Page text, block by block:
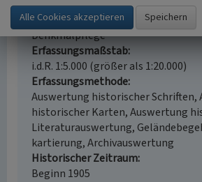
Ortsfestes Denkmal gem. § 3 DSchG
Fachsicht(en)
Denkmalpflege
Erfassungsmaßstab
i.d.R. 1:5.000 (größer als 1:20.000)
Erfassungsmethode
Auswertung historischer Schriften,
historischer Karten, Auswertung
Literaturauswertung,
kartierung, Archivauswertung
Historischer Zeitraum
Beginn 1905